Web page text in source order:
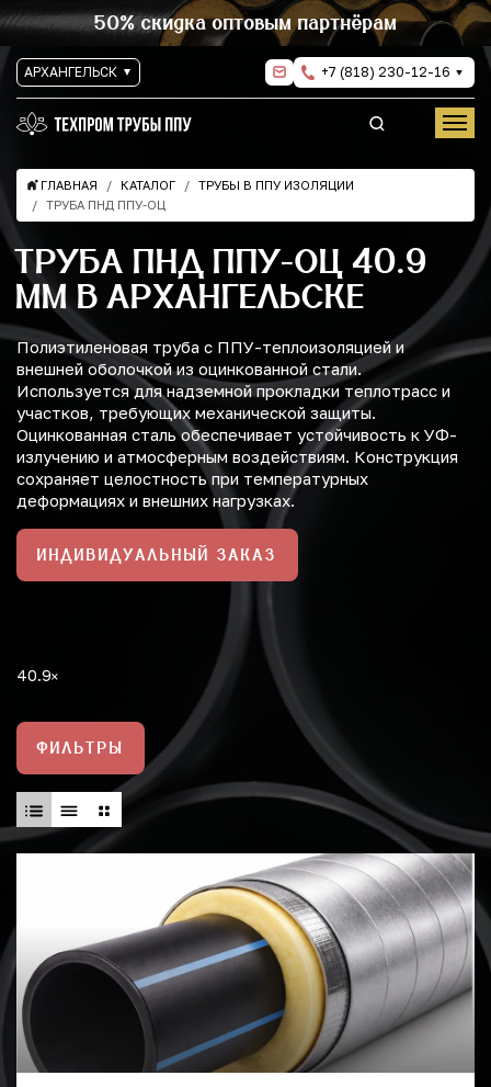
50% скидка оптовым партнёрам
АРХАНГЕЛЬСК +7 (818) 230-12-16
ГЛАВНАЯ КАТАЛОГ
ТРУБЫ В ППУ ИЗОЛЯЦИИ
ТРУБА ПНД ППУ-ОЦ
ТРУБА ПНД ППУ-ОЦ 40.9
ММ В АРХАНГЕЛЬСКЕ
Полиэтиленовая труба с ППУ-теплоизоляцией и
внешней оболочкой из оцинкованной стали.
Используется для надземной прокладки теплотрасс и
участков, требующих механической защиты.
Оцинкованная сталь обеспечивает устойчивость к УФ-
излучению и атмосферным воздействиям. Конструкция
сохраняет целостность при температурных
деформациях и внешних нагрузках.
ИНДИВИДУАЛЬНЫЙ ЗАКАЗ
40.9
ФИЛЬТРЫ